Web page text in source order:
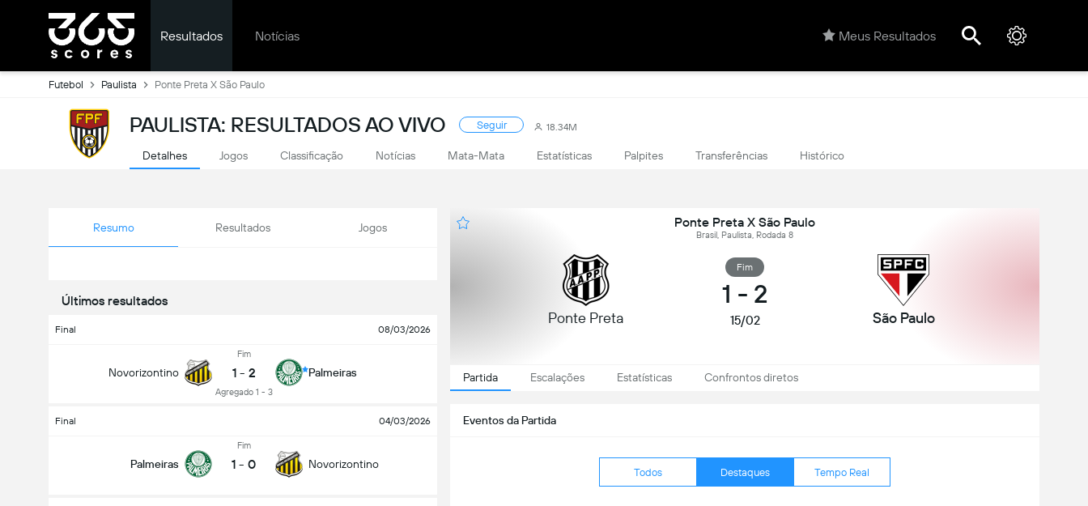
Resultados Notícias Meus Resultados
Futebol Paulista Ponte Preta X São Paulo
PAULISTA: RESULTADOS AO VIVO Seguir 18.34M
Detalhes Jogos Classificação Notícias Mata-Mata Estatísticas Palpites Transferências Histórico
Resumo Resultados Jogos
Últimos resultados
Final 08/03/2026
Novorizontino
Fim
1 - 2
Agregado 1 - 3
Palmeiras
Final 04/03/2026
Palmeiras
Fim
1 - 0 Novorizontino
Ponte Preta X São Paulo
Brasil, Paulista, Rodada 8
Ponte Preta
Fim
1 - 2
15/02 São Paulo
Partida Escalações Estatísticas Confrontos diretos
Eventos da Partida
Todos Destaques Tempo Real